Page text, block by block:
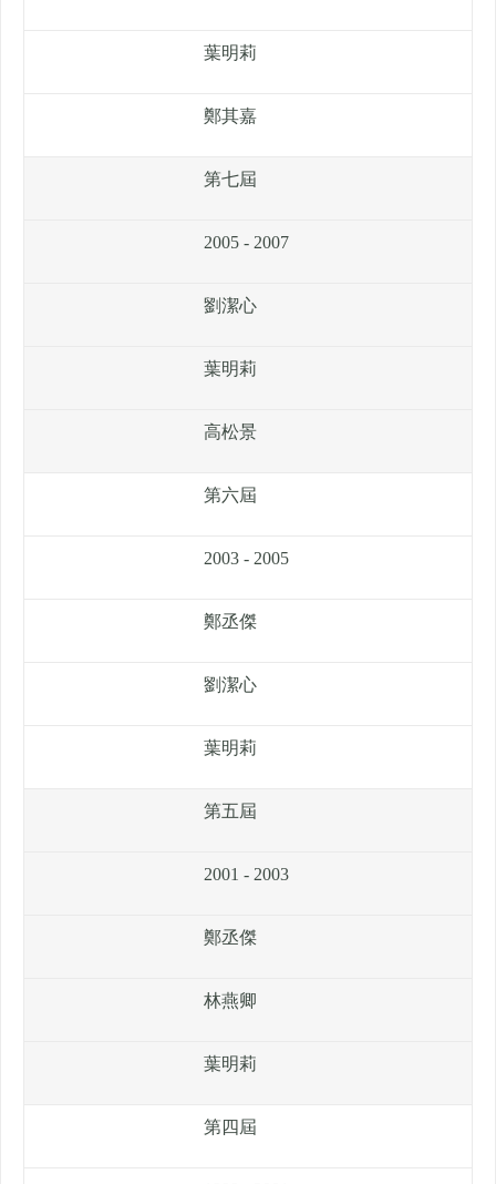
葉明莉
鄭其嘉
第七屆
2005 - 2007
劉潔心
葉明莉
高松景
第六屆
2003 - 2005
鄭丞傑
劉潔心
葉明莉
第五屆
2001 - 2003
鄭丞傑
林燕卿
葉明莉
第四屆